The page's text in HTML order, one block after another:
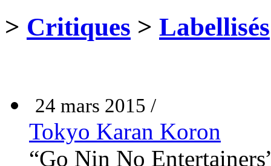
> Critiques > Labellisés
24 mars 2015 /
Tokyo Karan Koron
“Go Nin No